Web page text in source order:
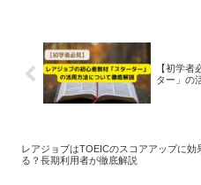
【初学
ター」の
レアジョブはTOEICのスコアアップに効
る？長期利用者が徹底解説